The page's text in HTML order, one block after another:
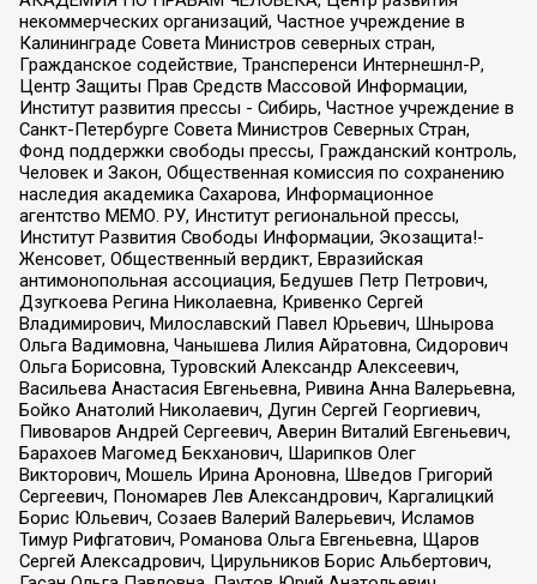
некоммерческих организаций, Частное учреждение в
Калининграде Совета Министров северных стран,
Гражданское содействие, Трансперенси Интернешнл-Р,
Центр Защиты Прав Средств Массовой Информации,
Институт развития прессы - Сибирь, Частное учреждение в
Санкт-Петербурге Совета Министров Северных Стран,
Фонд поддержки свободы прессы, Гражданский контроль,
Человек и Закон, Общественная комиссия по сохранению
наследия академика Сахарова, Информационное
агентство МЕМО. РУ, Институт региональной прессы,
Институт Развития Свободы Информации, Экозащита!-
Женсовет, Общественный вердикт, Евразийская
антимонопольная ассоциация, Бедушев Петр Петрович,
Дзугкоева Регина Николаевна, Кривенко Сергей
Владимирович, Милославский Павел Юрьевич, Шнырова
Ольга Вадимовна, Чанышева Лилия Айратовна, Сидорович
Ольга Борисовна, Туровский Александр Алексеевич,
Васильева Анастасия Евгеньевна, Ривина Анна Валерьевна,
Бойко Анатолий Николаевич, Дугин Сергей Георгиевич,
Пивоваров Андрей Сергеевич, Аверин Виталий Евгеньевич,
Барахоев Магомед Бекханович, Шарипков Олег
Викторович, Мошель Ирина Ароновна, Шведов Григорий
Сергеевич, Пономарев Лев Александрович, Каргалицкий
Борис Юльевич, Созаев Валерий Валерьевич, Исламов
Тимур Рифгатович, Романова Ольга Евгеньевна, Щаров
Сергей Алексадрович, Цирульников Борис Альбертович,